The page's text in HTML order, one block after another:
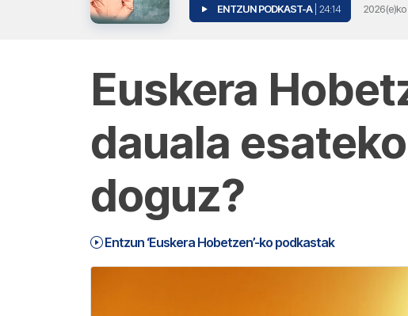
ENTZUN PODKAST-A | 24:14
Euskera
dauala
doguz?
Entzun ‘Euskera Hobetzen’-ko podkastak